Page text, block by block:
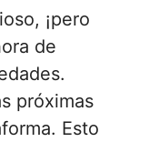
¡pero
de
próximas
Esto